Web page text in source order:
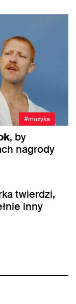
#muzyka
, by
nagrody
twierdzi,
inny